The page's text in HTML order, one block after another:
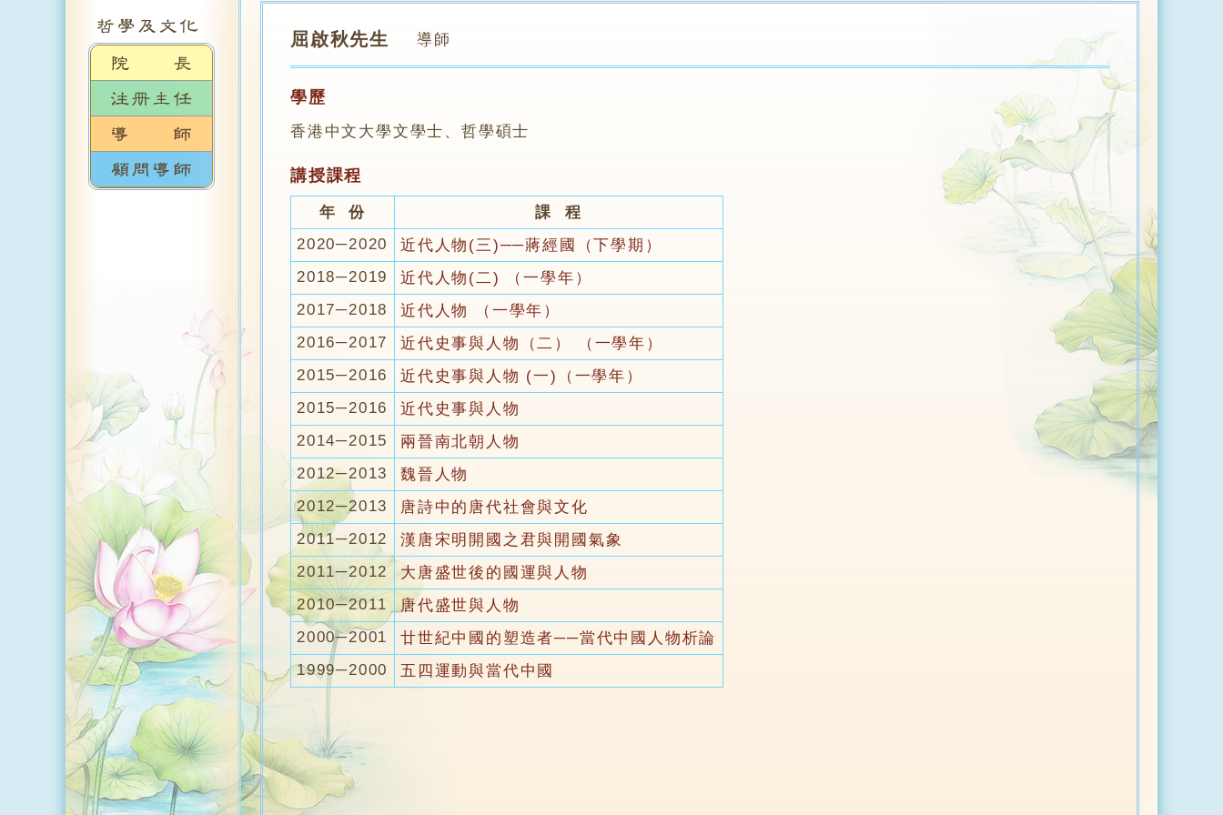
屈啟秋先生 導師
學歷
香港中文大學文學士、哲學碩士
講授課程
年 份
課 程
2020─2020
近代人物(三)──蔣經國（下學期）
2018─2019
近代人物(二) （一學年）
2017─2018
近代人物 （一學年）
2016─2017
近代史事與人物（二） （一學年）
2015─2016
近代史事與人物 (一)（一學年）
2015─2016
近代史事與人物
2014─2015
兩晉南北朝人物
2012─2013
魏晉人物
2012─2013
唐詩中的唐代社會與文化
2011─2012
漢唐宋明開國之君與開國氣象
2011─2012
大唐盛世後的國運與人物
2010─2011
唐代盛世與人物
2000─2001
廿世紀中國的塑造者──當代中國人物析論
1999─2000
五四運動與當代中國